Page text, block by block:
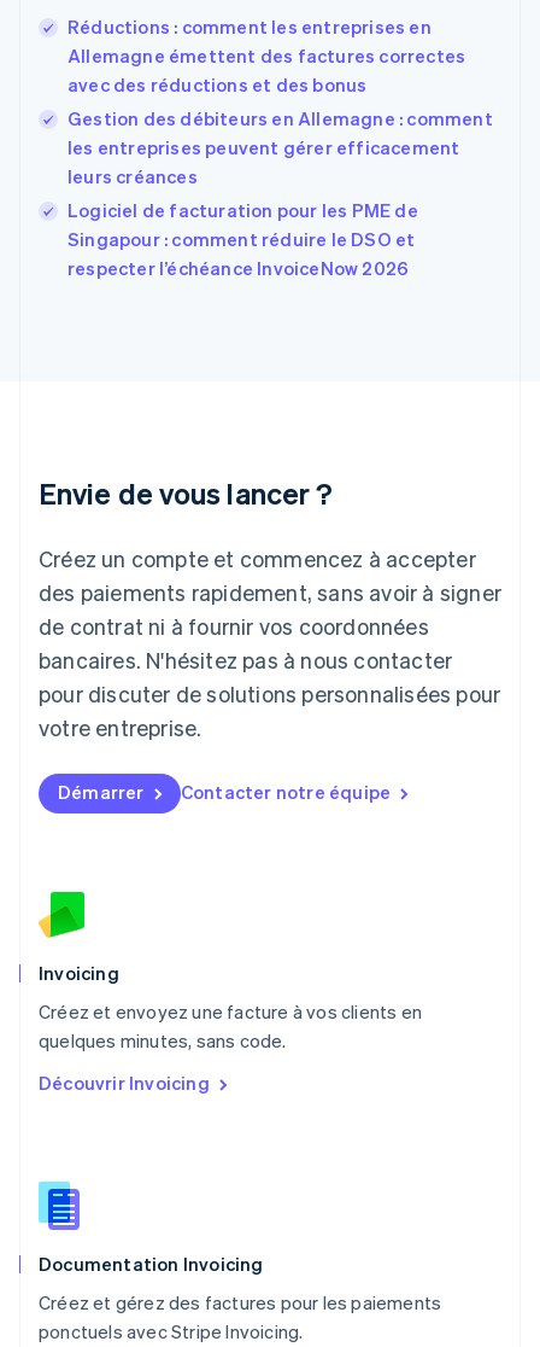
Réductions : comment les entreprises en
Allemagne émettent des factures correctes
avec des réductions et des bonus
Gestion des débiteurs en Allemagne : comment
les entreprises peuvent gérer efficacement
leurs créances
Logiciel de facturation pour les PME de
Singapour : comment réduire le DSO et
respecter l’échéance InvoiceNow 2026
Envie de vous lancer ?
Créez un compte et commencez à accepter
des paiements rapidement, sans avoir à signer
de contrat ni à fournir vos coordonnées
bancaires. N'hésitez pas à nous contacter
pour discuter de solutions personnalisées pour
votre entreprise.
Démarrer Contacter notre équipe
Invoicing
Créez et envoyez une facture à vos clients en
quelques minutes, sans code.
Découvrir Invoicing
Documentation Invoicing
Créez et gérez des factures pour les paiements
ponctuels avec Stripe Invoicing.
États-Unis
EnglishEspañol简体中文
Finlande
English Svenska
Français English
Gibraltar
English
Grèce
English
Hongrie
日本語 English
English
Liechtenstein
Deutsch English
Lituanie
English
Luxembourg
FrançaisDeutschEnglish
Malaisie
Malte
English
Mexique
English
Nouvelle-Zélande
Pays-Bas
Nederlands
Pologne
English
PortuguêsEnglish
English
Roumanie
Royaume-Uni
Singapour
English 简体中文